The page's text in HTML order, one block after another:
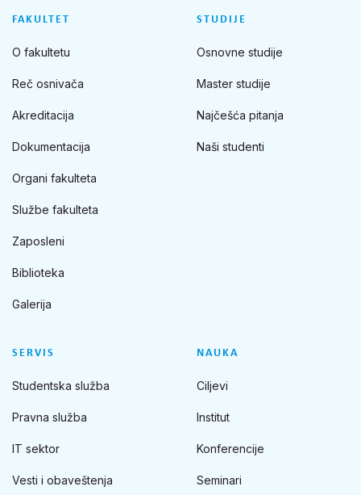
FAKULTET
O fakultetu
Reč osnivača
Akreditacija
Dokumentacija
Organi fakulteta
Službe fakulteta
Zaposleni
Biblioteka
Galerija
STUDIJE
Osnovne studije
Master studije
Najčešća pitanja
Naši studenti
SERVIS
Studentska služba
Pravna služba
IT sektor
Vesti i obaveštenja
NAUKA
Ciljevi
Institut
Konferencije
Seminari